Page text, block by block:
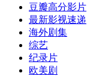
豆瓣高分影片
最新影视速递
海外剧集
综艺
纪录片
欧美剧